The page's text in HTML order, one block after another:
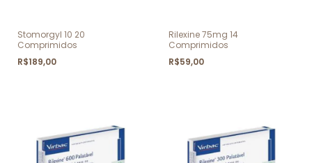
Stomorgyl 10 20
Comprimidos
R$189,00
Rilexine 75mg 14
Comprimidos
R$59,00